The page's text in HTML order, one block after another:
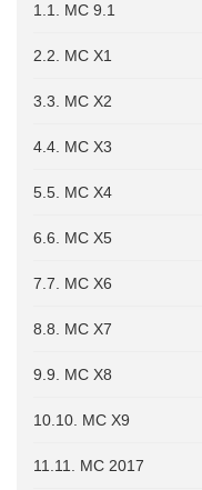
1.1. MC 9.1
2.2. MC X1
3.3. MC X2
4.4. MC X3
5.5. MC X4
6.6. MC X5
7.7. MC X6
8.8. MC X7
9.9. MC X8
10.10. MC X9
11.11. MC 2017